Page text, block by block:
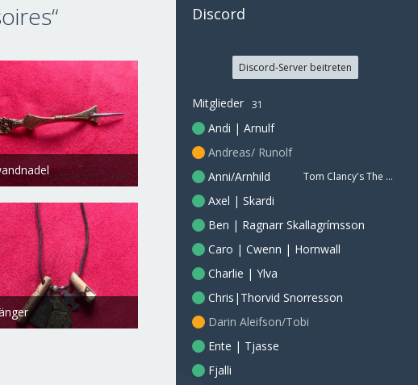
16. Dezember 2018
0 0
16. Dezember 2018
Discord
Discord-Server beitreten
Mitglieder 31
Andi | Arnulf
Andreas/ Runolf
Anni/Arnhild
Tom Clancy's The Division 2
Axel | Skardi
Ben | Ragnarr Skallagrímsson
Caro | Cwenn | Hornwall
Charlie | Ylva
Chris|Thorvid Snorresson
Darin Aleifson/Tobi
Ente | Tjasse
Fjalli